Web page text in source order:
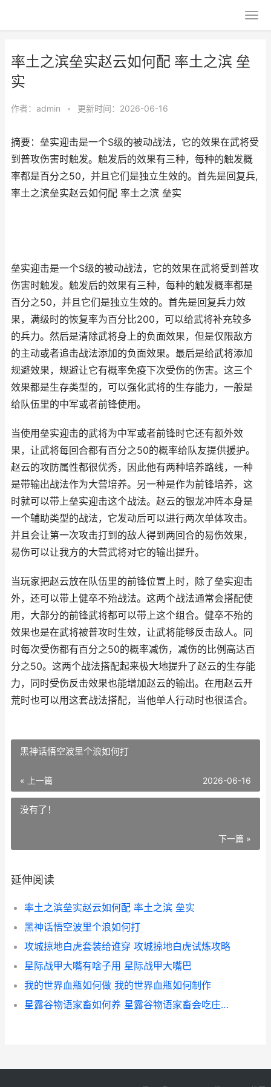
率土之滨垒实赵云如何配 率土之滨 垒
实
作者： admin • 更新时间：2026-06-16
摘要：垒实迎击是一个S级的被动战法，它的效果在武将受
到普攻伤害时触发。触发后的效果有三种，每种的触发概
率都是百分之50，并且它们是独立生效的。首先是回复兵,
率土之滨垒实赵云如何配 率土之滨 垒实
垒实迎击是一个S级的被动战法，它的效果在武将受到普攻
伤害时触发。触发后的效果有三种，每种的触发概率都是
百分之50，并且它们是独立生效的。首先是回复兵力效
果，满级时的恢复率为百分比200，可以给武将补充较多
的兵力。然后是清除武将身上的负面效果，但是仅限敌方
的主动或者追击战法添加的负面效果。最后是给武将添加
规避效果，规避让它有概率免疫下次受伤的伤害。这三个
效果都是生存类型的，可以强化武将的生存能力，一般是
给队伍里的中军或者前锋使用。
当使用垒实迎击的武将为中军或者前锋时它还有额外效
果，让武将每回合都有百分之50的概率给队友提供援护。
赵云的攻防属性都很优秀，因此他有两种培养路线，一种
是带输出战法作为大营培养。另一种是作为前锋培养，这
时就可以带上垒实迎击这个战法。赵云的银龙冲阵本身是
一个辅助类型的战法，它发动后可以进行两次单体攻击。
并且会让第一次攻击打到的敌人得到两回合的易伤效果，
易伤可以让我方的大营武将对它的输出提升。
当玩家把赵云放在队伍里的前锋位置上时，除了垒实迎击
外，还可以带上健卒不殆战法。这两个战法通常会搭配使
用，大部分的前锋武将都可以带上这个组合。健卒不殆的
效果也是在武将被普攻时生效，让武将能够反击敌人。同
时每次受伤都有百分之50的概率减伤，减伤的比例高达百
分之50。这两个战法搭配起来极大地提升了赵云的生存能
力，同时受伤反击效果也能增加赵云的输出。在用赵云开
荒时也可以用这套战法搭配，当他单人行动时也很适合。
黑神话悟空波里个浪如何打
« 上一篇 2026-06-16
没有了！
下一篇 »
延伸阅读
率土之滨垒实赵云如何配 率土之滨 垒实
黑神话悟空波里个浪如何打
攻城掠地白虎套装给谁穿 攻城掠地白虎试炼攻略
星际战甲大嘴有啥子用 星际战甲大嘴巴
我的世界血瓶如何做 我的世界血瓶如何制作
星露谷物语家畜如何养 星露谷物语家畜会吃庄稼么